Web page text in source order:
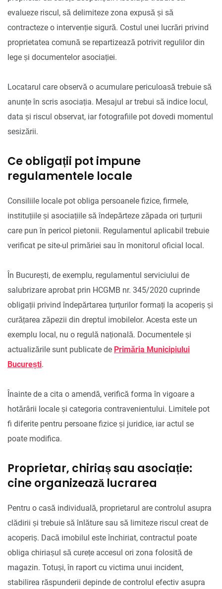
evalueze riscul, să delimiteze zona expusă și să
contracteze o intervenție sigură. Costul unei lucrări privind
proprietatea comună se repartizează potrivit regulilor din
lege și documentelor asociației.
Locatarul care observă o acumulare periculoasă trebuie să
anunțe în scris asociația. Mesajul ar trebui să indice locul,
data și riscul observat, iar fotografiile pot dovedi momentul
sesizării.
Ce obligații pot impune
regulamentele locale
Consiliile locale pot obliga persoanele fizice, firmele,
instituțiile și asociațiile să îndepărteze zăpada ori țurțurii
care pun în pericol pietonii. Regulamentul aplicabil trebuie
verificat pe site-ul primăriei sau în monitorul oficial local.
În București, de exemplu, regulamentul serviciului de
salubrizare aprobat prin HCGMB nr. 345/2020 cuprinde
obligații privind îndepărtarea țurțurilor formați la acoperiș și
curățarea zăpezii din dreptul imobilelor. Acesta este un
exemplu local, nu o regulă națională. Documentele și
actualizările sunt publicate de Primăria Municipiului
București.
Înainte de a cita o amendă, verifică forma în vigoare a
hotărârii locale și categoria contravenientului. Limitele pot
fi diferite pentru persoane fizice și juridice, iar actul se
poate modifica.
Proprietar, chiriaș sau asociație:
cine organizează lucrarea
Pentru o casă individuală, proprietarul are controlul asupra
clădirii și trebuie să înlăture sau să limiteze riscul creat de
acoperiș. Dacă imobilul este închiriat, contractul poate
obliga chiriașul să curețe accesul ori zona folosită de
magazin. Totuși, în raport cu victima unui incident,
stabilirea răspunderii depinde de controlul efectiv asupra